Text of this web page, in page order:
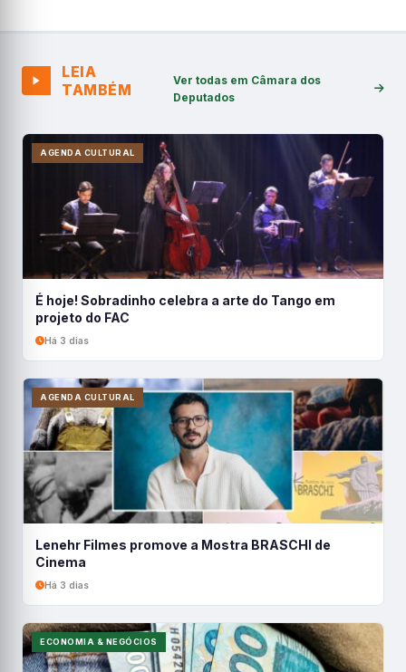
LEIA
TAMBÉM
Ver todas em Câmara dos
Deputados
AGENDA CULTURAL
É hoje! Sobradinho celebra a arte do Tango em
projeto do FAC
Há 3 dias
AGENDA CULTURAL
Lenehr Filmes promove a Mostra BRASCHI de
Cinema
Há 3 dias
ECONOMIA & NEGÓCIOS